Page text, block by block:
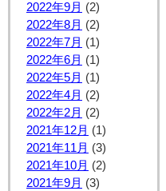
2022年9月 (2)
2022年8月 (2)
2022年7月 (1)
2022年6月 (1)
2022年5月 (1)
2022年4月 (2)
2022年2月 (2)
2021年12月 (1)
2021年11月 (3)
2021年10月 (2)
2021年9月 (3)